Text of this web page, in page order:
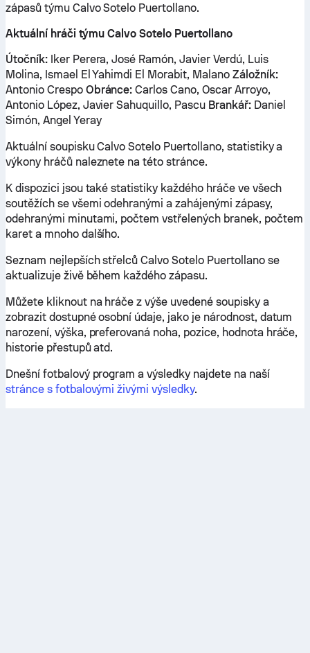
zápasů týmu Calvo Sotelo Puertollano.
Aktuální hráči týmu Calvo Sotelo Puertollano
Útočník:Iker Perera, José Ramón, Javier Verdú, Luis
Molina, Ismael El Yahimdi El Morabit, Malano Záložník:
Antonio Crespo Obránce: Carlos Cano, Oscar Arroyo,
Antonio López, Javier Sahuquillo, Pascu Brankář:Daniel
Simón, Angel Yeray
Aktuální soupisku Calvo Sotelo Puertollano, statistiky a
výkony hráčů naleznete na této stránce.
K dispozici jsou také statistiky každého hráče ve všech
soutěžích se všemi odehranými a zahájenými zápasy,
odehranými minutami, počtem vstřelených branek, počtem
karet a mnoho dalšího.
Seznam nejlepších střelců Calvo Sotelo Puertollano se
aktualizuje živě během každého zápasu.
Můžete kliknout na hráče z výše uvedené soupisky a
zobrazit dostupné osobní údaje, jako je národnost, datum
narození, výška, preferovaná noha, pozice, hodnota hráče,
historie přestupů atd.
Dnešní fotbalový program a výsledky najdete na naší
stránce s fotbalovými živými výsledky.